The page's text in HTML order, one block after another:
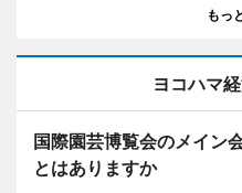
もっ
ヨコハマ
国際園芸博覧会のメイン
とはありますか